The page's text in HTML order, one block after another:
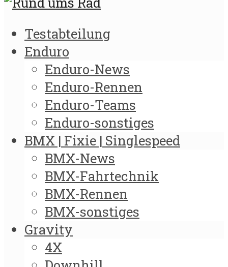
Testabteilung
Enduro
Enduro-News
Enduro-Rennen
Enduro-Teams
Enduro-sonstiges
BMX | Fixie | Singlespeed
BMX-News
BMX-Fahrtechnik
BMX-Rennen
BMX-sonstiges
Gravity
4X